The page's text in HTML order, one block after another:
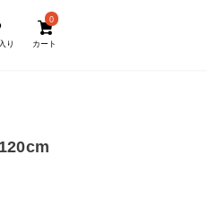
り
0
カート